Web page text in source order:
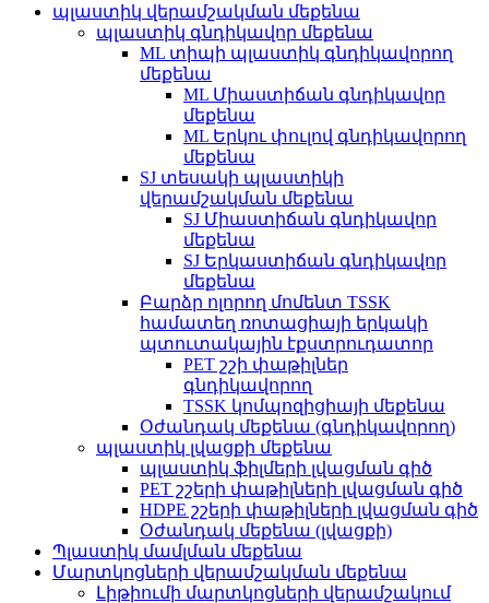
պլաստիկ վերամշակման մեքենա
պլաստիկ գնդիկավոր մեքենա
ML տիպի պլաստիկ գնդիկավորող
մեքենա
ML Միաստիճան գնդիկավոր
մեքենա
ML Երկու փուլով գնդիկավորող
մեքենա
SJ տեսակի պլաստիկի
վերամշակման մեքենա
SJ Միաստիճան գնդիկավոր
մեքենա
SJ Երկաստիճան գնդիկավոր
մեքենա
Բարձր ոլորող մոմենտ TSSK
համատեղ ռոտացիայի երկակի
պտուտակային էքստրուդատոր
PET շշի փաթիլներ
գնդիկավորող
TSSK կոմպոզիցիայի մեքենա
Օժանդակ մեքենա (գնդիկավորող)
պլաստիկ լվացքի մեքենա
պլաստիկ ֆիլմերի լվացման գիծ
PET շշերի փաթիլների լվացման գիծ
HDPE շշերի փաթիլների լվացման գիծ
Օժանդակ մեքենա (լվացքի)
Պլաստիկ մամլման մեքենա
Մարտկոցների վերամշակման մեքենա
Լիթիումի մարտկոցների վերամշակում